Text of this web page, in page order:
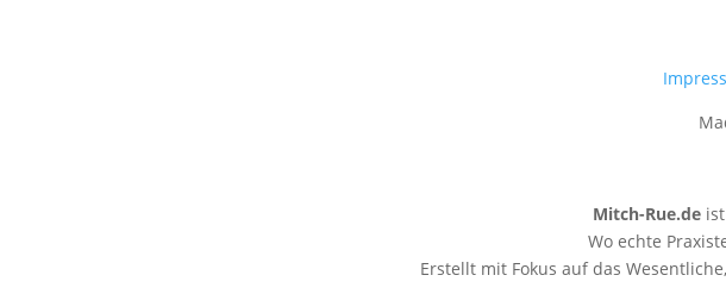
Mitch-Rue.deist
Wo echte
Erstellt mit Fokus auf das